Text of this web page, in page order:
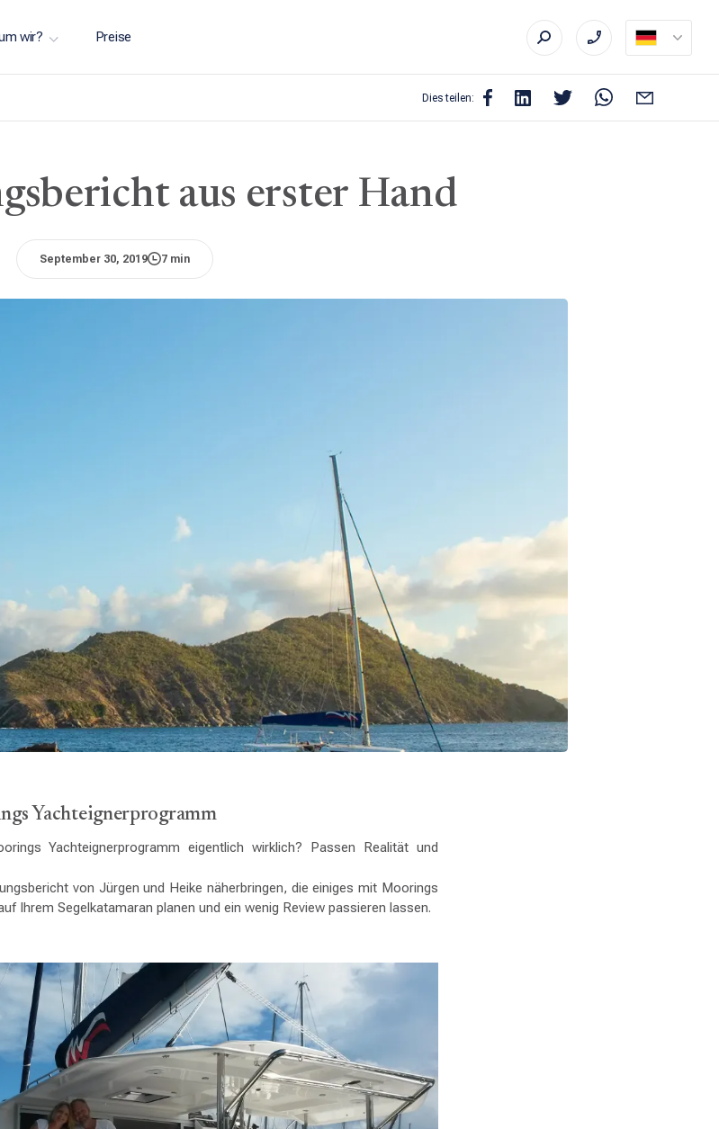
wir? Preise
Dies teilen:
aus erster Hand
September 30, 2019 7 min
Yachteignerprogramm
Yachteignerprogramm eigentlich wirklich? Passen Realität und
von Jürgen und Heike näherbringen, die einiges mit Moorings
Ihrem Segelkatamaran planen und ein wenig Review passieren lassen.